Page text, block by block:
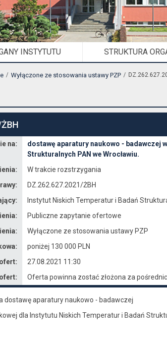
INSTYTUTU STRUKTURA
Wyłączone ze stosowania ustawy PZP
na:
dostawę aparatury naukowo - badawczej
Strukturalnych PAN we Wrocławiu.
W trakcie rozstrzygania
DZ.262.627.2021/ŻBH
Instytut Niskich Temperatur i Badań
Publiczne zapytanie ofertowe
Wyłączone ze stosowania ustawy PZP
poniżej 130 000 PLN
27.08.2021 11:30
Oferta powinna zostać złożona za
dostawę aparatury naukowo - badawczej
dla Instytutu Niskich Temperatur i Badań